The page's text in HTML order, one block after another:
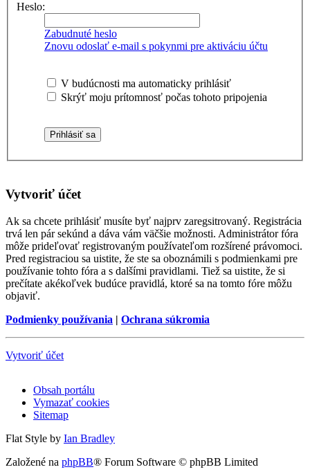
Heslo:
Zabudnuté heslo
Znovu odoslať e-mail s pokynmi pre aktiváciu účtu
V budúcnosti ma automaticky prihlásiť
Skrýť moju prítomnosť počas tohoto pripojenia
Vytvoriť účet
Ak sa chcete prihlásiť musíte byť najprv zaregsitrovaný. Registrácia
trvá len pár sekúnd a dáva vám väčšie možnosti. Administrátor fóra
môže prideľovať registrovaným používateľom rozšírené právomoci.
Pred registraciou sa uistite, že ste sa oboznámili s podmienkami pre
používanie tohto fóra a s dalšími pravidlami. Tiež sa uistite, že si
prečítate akékoľvek budúce pravidlá, ktoré sa na tomto fóre môžu
objaviť.
Podmienky používania | Ochrana súkromia
Vytvoriť účet
Obsah portálu
Vymazať cookies
Sitemap
Flat Style by Ian Bradley
Založené na phpBB® Forum Software © phpBB Limited